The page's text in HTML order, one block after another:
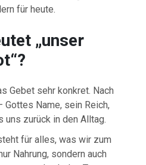
für heute.
„unser
Gebet sehr konkret. Nach
Gottes Name, sein Reich,
zurück in den Alltag.
für alles, was wir zum
Nahrung, sondern auch